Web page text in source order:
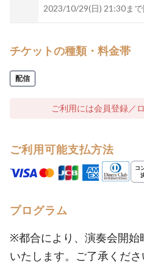
2023/10/29(日) 21:30まで
チケットの種類・料金帯
配信
ご利用には会員登録／
ご利用可能支払方法
プログラム
※都合により、演奏会開始
いたします。ご了承くださ